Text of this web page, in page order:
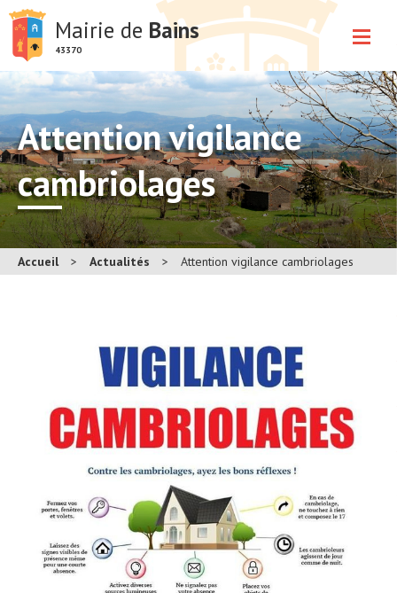
Mairie de Bains
43370
Attention vigilance
cambriolages
Accueil > Actualités > Attention vigilance cambriolages